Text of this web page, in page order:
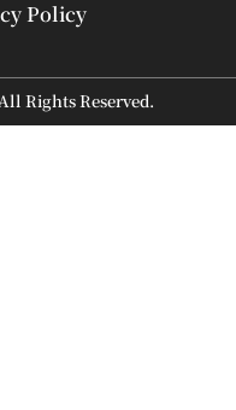
Policy
Rights Reserved.